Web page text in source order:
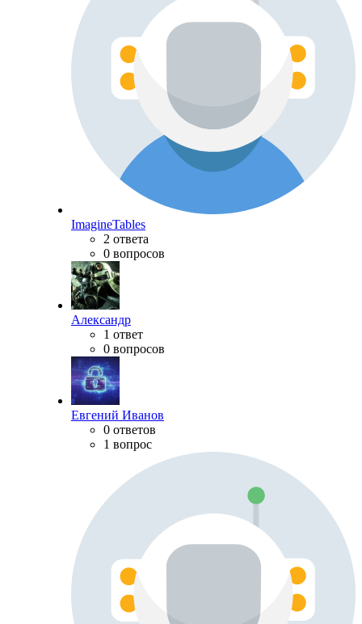
ImagineTables
2 ответа
0 вопросов
Александр
1 ответ
0 вопросов
Евгений Иванов
0 ответов
1 вопрос